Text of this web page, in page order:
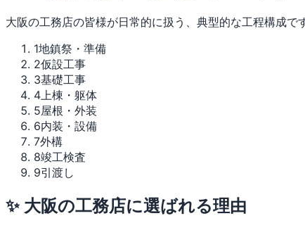
大阪の工務店の皆様が日常的に扱う、典型的な工程構成で
1地鎮祭・準備
2仮設工事
3基礎工事
4 上棟・躯体
5屋根・外装
6内装・設備
7外構
8竣工検査
9引渡し
✨ 大阪の工務店に選ばれる理由